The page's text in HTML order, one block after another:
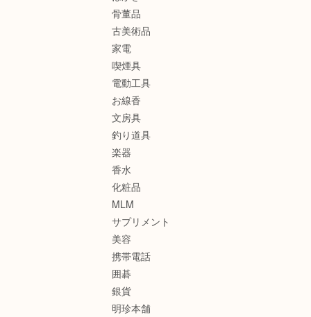
骨董品
古美術品
家電
喫煙具
電動工具
お線香
文房具
釣り道具
楽器
香水
化粧品
MLM
サプリメント
美容
携帯電話
囲碁
銀貨
明珍本舗